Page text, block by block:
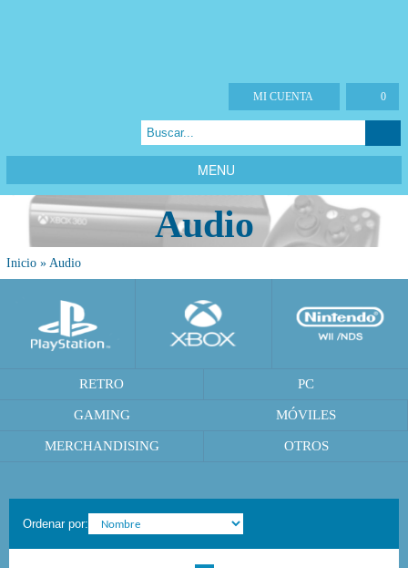
0
MI CUENTA
MENU
Audio
Inicio » Audio
RETRO PC
GAMING MÓVILES
MERCHANDISING OTROS
Ordenar por: